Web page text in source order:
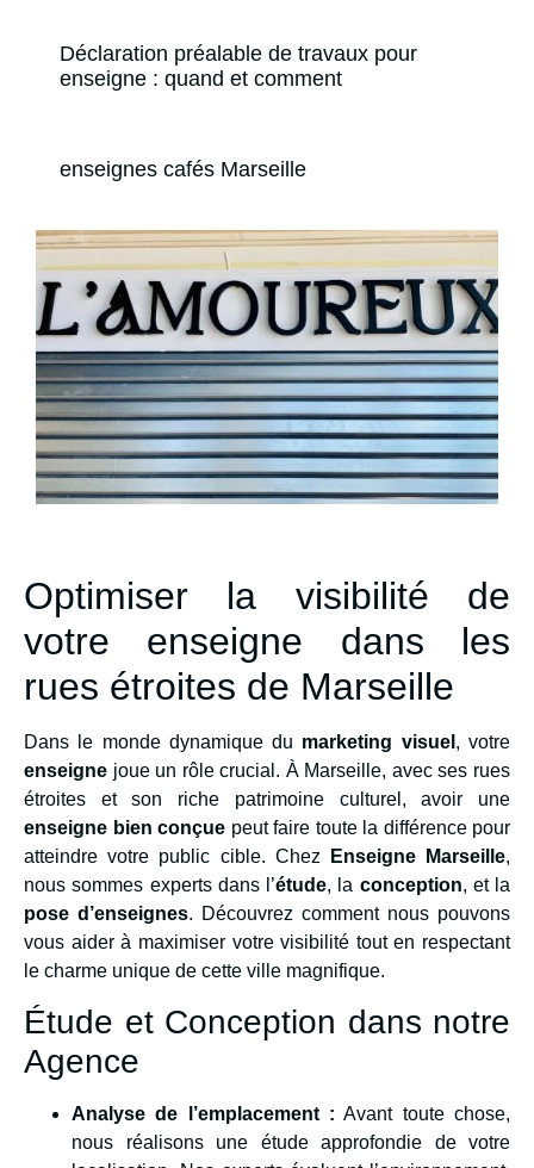
Déclaration préalable de travaux pour
enseigne : quand et comment
enseignes cafés Marseille
Optimiser la visibilité de
votre enseigne dans les
rues étroites de Marseille
Dans le monde dynamique du marketing visuel , votre
enseigne joue un rôle crucial. À Marseille, avec ses rues
étroites et son riche patrimoine culturel, avoir une
enseigne bien conçue peut faire toute la différence pour
atteindre votre public cible. Chez
Enseigne Marseille,
nous sommes experts dans l’étude, la conception, et la
pose d’enseignes. Découvrez comment nous pouvons
vous aider à maximiser votre visibilité tout en respectant
le charme unique de cette ville magnifique.
Étude et Conception dans notre
Agence
Analyse de l’emplacement : Avant toute chose,
nous réalisons une étude approfondie de votre